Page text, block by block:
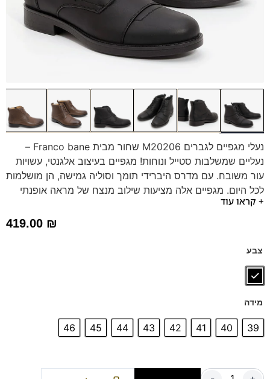
נעלי מגפיים לגברים M20206 שחור מבית Franco bane –
נעליים שמשלבות סטייל ונוחות! מגפיים בעיצוב אלגנטי, עשויות
עור משובח. עם מדרס היברידי תומך וסוליה גמישה, הן מושלמות
לכל היום. מגפיים אלה מציעות שילוב מנצח של מראה אופנתי
ותמיכה מרבית לכף הרגל.
+ קראו עוד
419.00 ₪
צבע
מידה
39
40
41
42
43
44
45
46